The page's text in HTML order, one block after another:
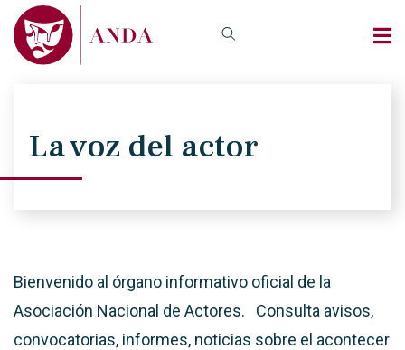
La voz del actor
Bienvenido al órgano informativo oficial de la
Asociación Nacional de Actores. Consulta avisos,
convocatorias, informes, noticias sobre el acontecer